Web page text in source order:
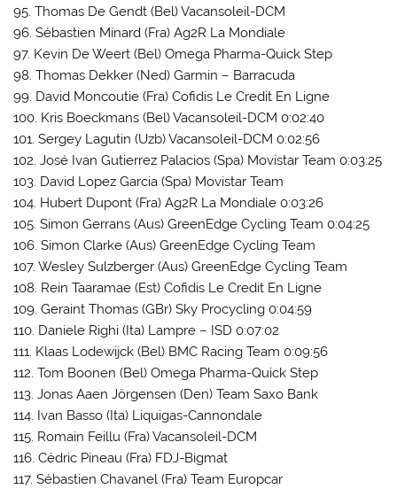
95. Thomas De Gendt (Bel) Vacansoleil-DCM
96. Sébastien Minard (Fra) Ag2R La Mondiale
97. Kevin De Weert (Bel) Omega Pharma-Quick Step
98. Thomas Dekker (Ned) Garmin – Barracuda
99. David Moncoutie (Fra) Cofidis Le Credit En Ligne
100. Kris Boeckmans (Bel) Vacansoleil-DCM 0:02:40
101. Sergey Lagutin (Uzb) Vacansoleil-DCM 0:02:56
102. José Ivan Gutierrez Palacios (Spa) Movistar Team 0:03:25
103. David Lopez Garcia (Spa) Movistar Team
104. Hubert Dupont (Fra) Ag2R La Mondiale 0:03:26
105. Simon Gerrans (Aus) GreenEdge Cycling Team 0:04:25
106. Simon Clarke (Aus) GreenEdge Cycling Team
107. Wesley Sulzberger (Aus) GreenEdge Cycling Team
108. Rein Taaramae (Est) Cofidis Le Credit En Ligne
109. Geraint Thomas (GBr) Sky Procycling 0:04:59
110. Daniele Righi (Ita) Lampre – ISD 0:07:02
111. Klaas Lodewijck (Bel) BMC Racing Team 0:09:56
112. Tom Boonen (Bel) Omega Pharma-Quick Step
113. Jonas Aaen Jörgensen (Den) Team Saxo Bank
114. Ivan Basso (Ita) Liquigas-Cannondale
115. Romain Feillu (Fra) Vacansoleil-DCM
116. Cédric Pineau (Fra) FDJ-Bigmat
117. Sébastien Chavanel (Fra) Team Europcar